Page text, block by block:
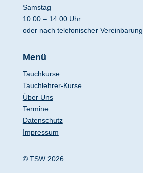
Samstag
10:00 – 14:00 Uhr
oder nach telefonischer Vereinbarung
Menü
Tauchkurse
Tauchlehrer-Kurse
Über Uns
Termine
Datenschutz
Impressum
© TSW 2026